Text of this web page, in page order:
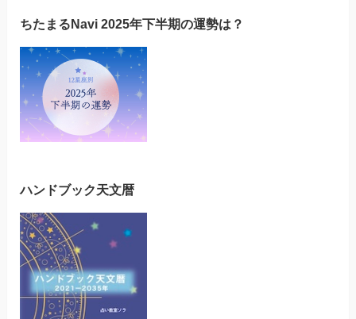
ちたまるNavi 2025年下半期の運勢は？
ハンドブック天文暦